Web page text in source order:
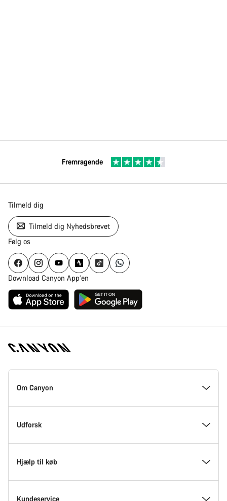
Fremragende
Tilmeld dig
Tilmeld dig Nyhedsbrevet
Følg os
Download Canyon App’en
Canyon
Hjemmeside
Om Canyon
Kom med indenfor hos Canyon
Innovation hos Canyon
Canyon Factory Racing
Udforsk
Events
Find Canyon lokationer
Hjælp til køb
Modelfinder
Kundeservice